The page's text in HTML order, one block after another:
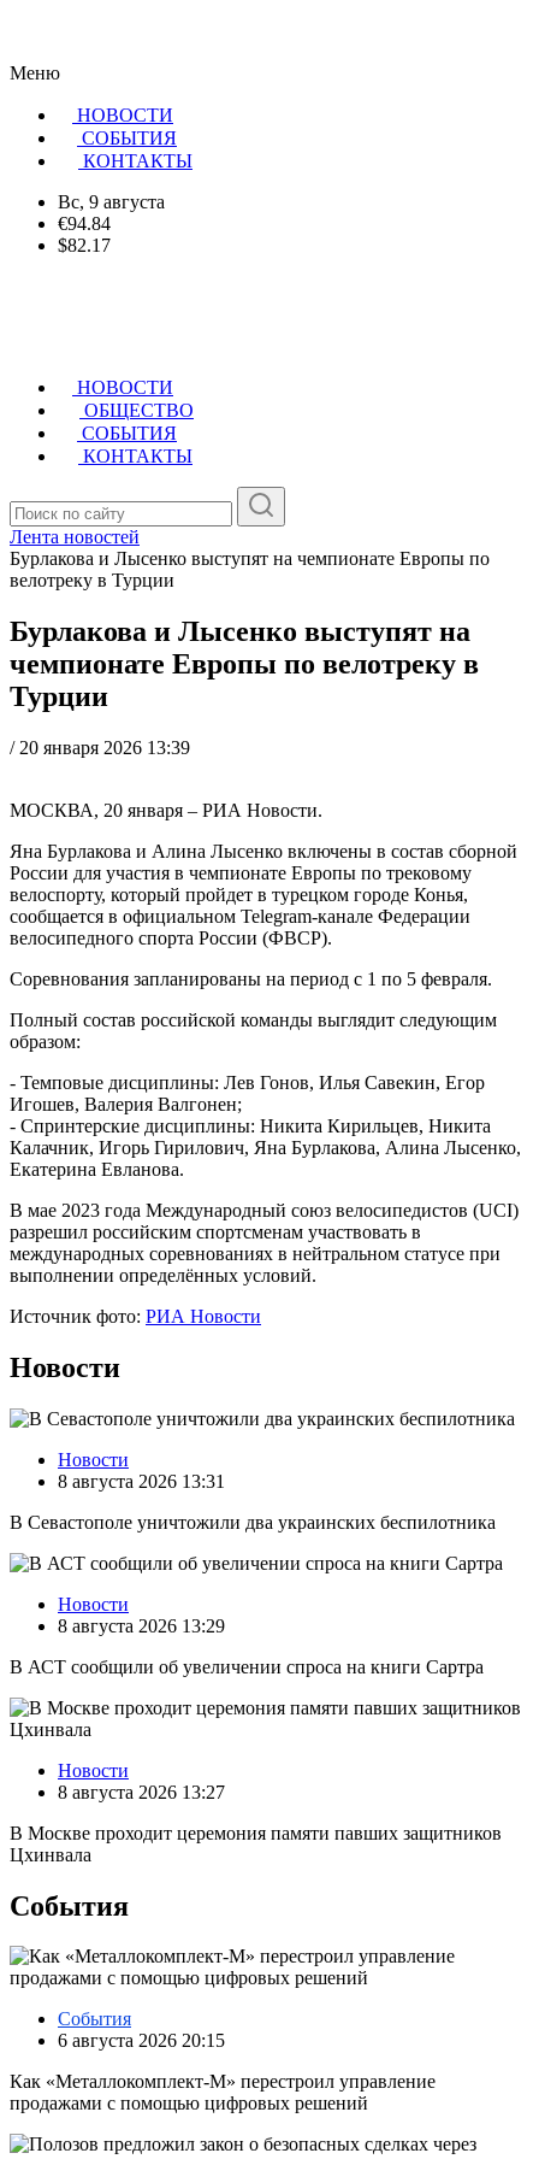
Меню
НОВОСТИ
CОБЫТИЯ
КОНТАКТЫ
Вс, 9 августа
€94.84
$82.17
НОВОСТИ
ОБЩЕСТВО
СОБЫТИЯ
КОНТАКТЫ
Лента новостей
Бурлакова и Лысенко выступят на чемпионате Европы по
велотреку в Турции
Бурлакова и Лысенко выступят на
чемпионате Европы по велотреку в
Турции
/ 20 января 2026 13:39
МОСКВА, 20 января – РИА Новости.
Яна Бурлакова и Алина Лысенко включены в состав сборной
России для участия в чемпионате Европы по трековому
велоспорту, который пройдет в турецком городе Конья,
сообщается в официальном Telegram-канале Федерации
велосипедного спорта России (ФВСР).
Соревнования запланированы на период с 1 по 5 февраля.
Полный состав российской команды выглядит следующим
образом:
- Темповые дисциплины: Лев Гонов, Илья Савекин, Егор
Игошев, Валерия Валгонен;
- Спринтерские дисциплины: Никита Кирильцев, Никита
Калачник, Игорь Гирилович, Яна Бурлакова, Алина Лысенко,
Екатерина Евланова.
В мае 2023 года Международный союз велосипедистов (UCI)
разрешил российским спортсменам участвовать в
международных соревнованиях в нейтральном статусе при
выполнении определённых условий.
Источник фото: РИА Новости
Новости
Новости
8 августа 2026 13:31
В Севастополе уничтожили два украинских беспилотника
Новости
8 августа 2026 13:29
В АСТ сообщили об увеличении спроса на книги Сартра
Новости
8 августа 2026 13:27
В Москве проходит церемония памяти павших защитников
Цхинвала
События
События
6 августа 2026 20:15
Как «Металлокомплект-М» перестроил управление
продажами с помощью цифровых решений